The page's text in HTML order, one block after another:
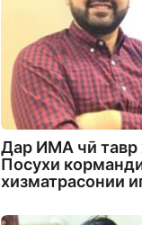
Дар ИМА чӣ тавр
Посухи
хизматрасонии